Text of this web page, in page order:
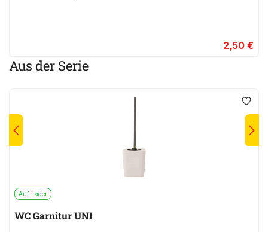
2,50 €
Aus der Serie
Auf Lager
WC Garnitur UNI